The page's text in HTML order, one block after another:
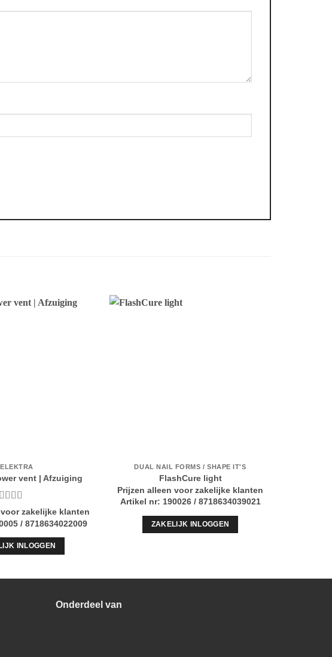
ELEKTRA
vent | Afzuiging
5
zakelijke klanten
/ 8718634022009
INLOGGEN
DUAL NAIL FORMS / SHAPE IT'S
FlashCure light
Prijzen alleen voor zakelijke klanten
Artikel nr: 190026 / 8718634039021
ZAKELIJK INLOGGEN
Onderdeel van